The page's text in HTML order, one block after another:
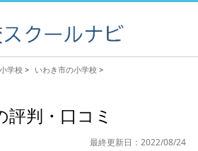
学校 > いわき市の小学校 >
評判・口コミ
最終更新日：2022/08/24